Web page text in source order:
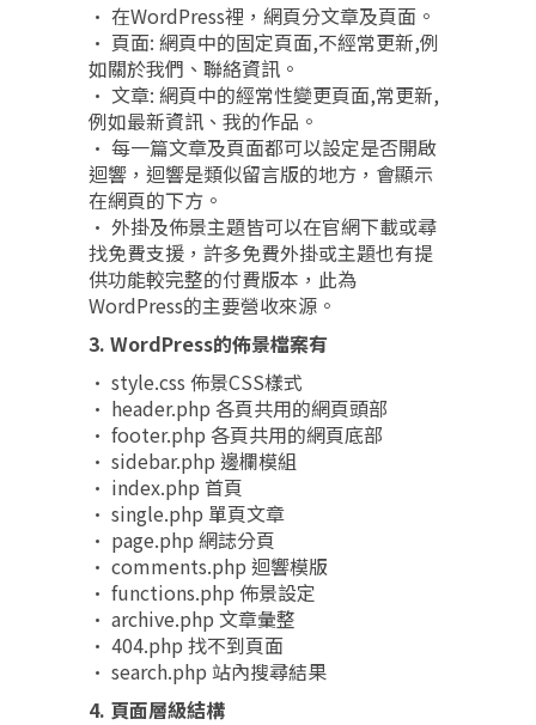
• 在WordPress裡，網頁分文章及頁面。
• 頁面: 網頁中的固定頁面,不經常更新,例
如關於我們、聯絡資訊。
• 文章: 網頁中的經常性變更頁面,常更新,
例如最新資訊、我的作品。
• 每一篇文章及頁面都可以設定是否開啟
迴響，迴響是類似留言版的地方，會顯示
在網頁的下方。
• 外掛及佈景主題皆可以在官網下載或尋
找免費支援，許多免費外掛或主題也有提
供功能較完整的付費版本，此為
WordPress的主要營收來源。
3. WordPress的佈景檔案有
• style.css 佈景CSS樣式
• header.php 各頁共用的網頁頭部
• footer.php 各頁共用的網頁底部
• sidebar.php 邊欄模組
• index.php 首頁
• single.php 單頁文章
• page.php 網誌分頁
• comments.php 迴響模版
• functions.php 佈景設定
• archive.php 文章彙整
• 404.php 找不到頁面
• search.php 站內搜尋結果
4. 頁面層級結構